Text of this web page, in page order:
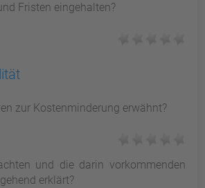
Fristen eingehalten?
zur Kostenminderung erwähnt?
und die darin vorkommenden
erklärt?